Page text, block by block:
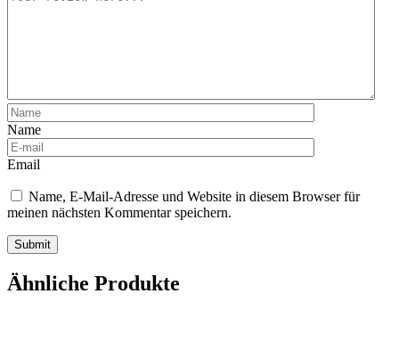
Name
Email
Name, E-Mail-Adresse und Website in diesem Browser für
meinen nächsten Kommentar speichern.
Ähnliche Produkte